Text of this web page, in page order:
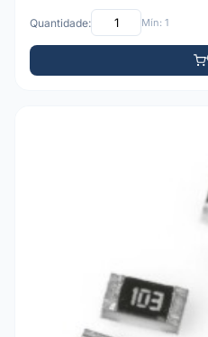
Quantidade: Mín: 1